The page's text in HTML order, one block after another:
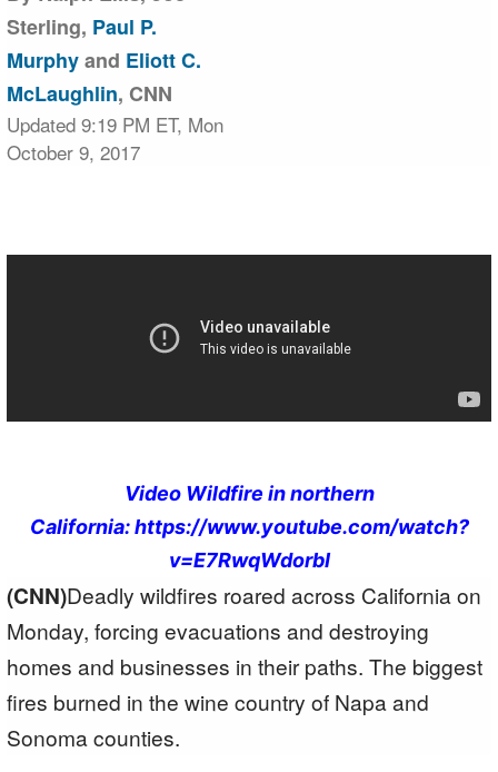
Sterling, Paul P.
Murphyand Eliott C.
McLaughlin, CNN
Updated 9:19 PM ET, Mon
October 9, 2017
Video Wildfire in northern
California: https://www.youtube.com/watch?
v=E7RwqWdorbI
(CNN)Deadly wildfires roared across California on
Monday, forcing evacuations and destroying
homes and businesses in their paths. The biggest
fires burned in the wine country of Napa and
Sonoma counties.